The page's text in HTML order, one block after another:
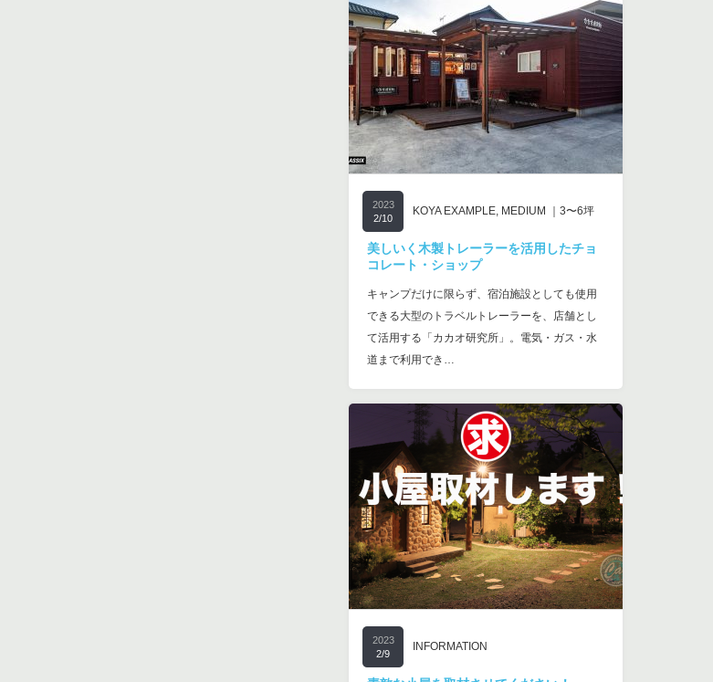
2023
2/10
KOYA EXAMPLE, MEDIUM ｜3〜6坪
美しいく木製トレーラーを活用したチョ
コレート・ショップ
キャンプだけに限らず、宿泊施設としても使用
できる大型のトラベルトレーラーを、店舗とし
て活用する「カカオ研究所」。電気・ガス・水
道まで利用でき…
2023
2/9
INFORMATION